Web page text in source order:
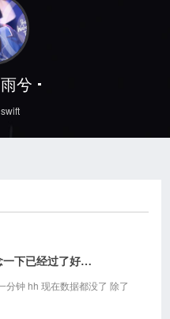
兮
手机APP终于可以登录了，也纪念一下已经过了好久的2000天登录
分钟 hh 现在数据都没了 除了